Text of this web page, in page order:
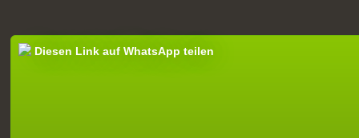
Diesen Link auf WhatsApp teilen